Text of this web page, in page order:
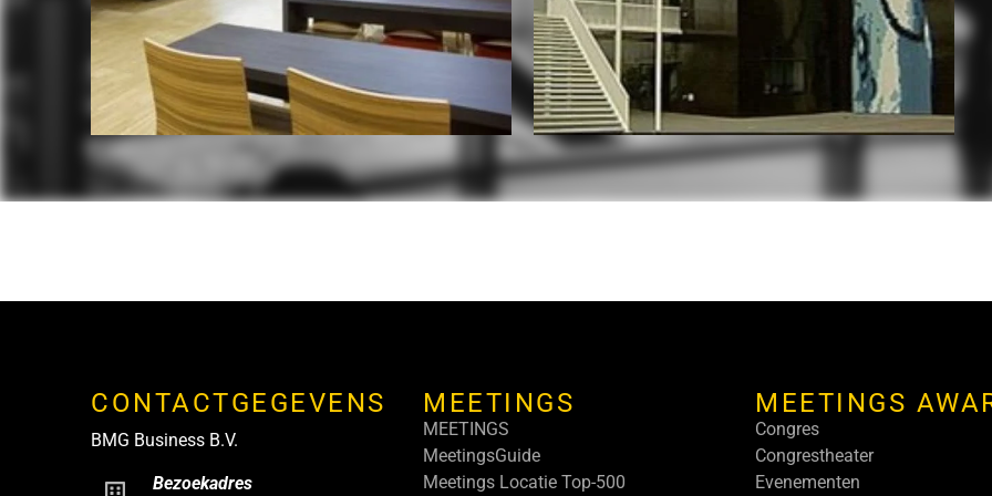
CONTACTGEGEVENS
BMG Business B.V.
Bezoekadres
MEETINGS
MEETINGS
MeetingsGuide
Meetings Locatie Top-500
MEETINGS
Congres
Congrestheater
Evenementen